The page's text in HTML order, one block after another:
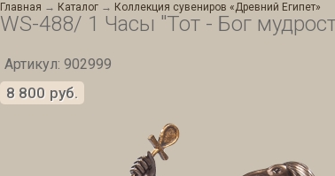
Главная → Каталог → Коллекция сувениров «Древний Египет»
WS-488/ 1 Часы "Тот - Бог
Артикул: 902999
8 800 руб.